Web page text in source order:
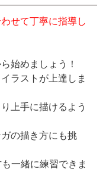
せて丁寧に指導し
始めましょう！
ラストが上達しま
上手に描けるよう
の描き方にも挑
一緒に練習できま